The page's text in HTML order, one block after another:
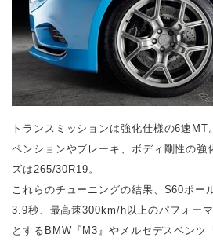
トランスミッションは強化仕様の6速MT
ペンションやブレーキ、ボディ剛性の強
ズは265/30R19。
これらのチューニングの結果、S60ポー
3.9秒、最高速300km/h以上のパフォー
とするBMW『M3』やメルセデスベンツ